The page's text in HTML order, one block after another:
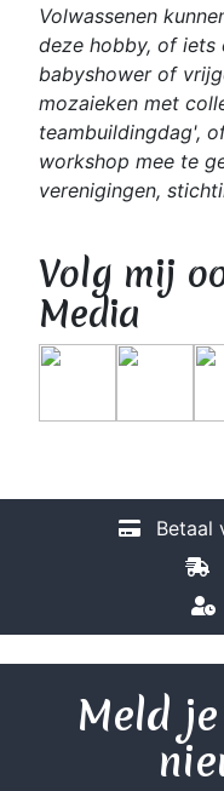
Volwassenen
deze hobby, of iets
babyshower of
mozaieken met
teambuildingdag',
workshop mee te
verenigingen,
Volg mij
Media
Betaal
Meld